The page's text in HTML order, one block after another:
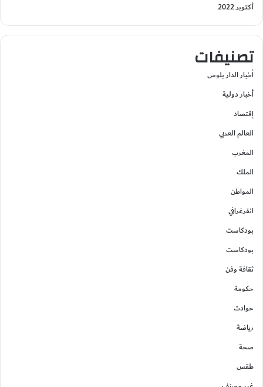
أكتوبر 2022
تصنيفات
أخبار الدار بلوس
أخبار دولية
إقتصاد
العالم العربي
المغرب
الملك
المواطن
انفرغرافي
بودكاست
بودكاست
ثقافة وفن
حكومة
حوادت
رياضة
صحة
طقس